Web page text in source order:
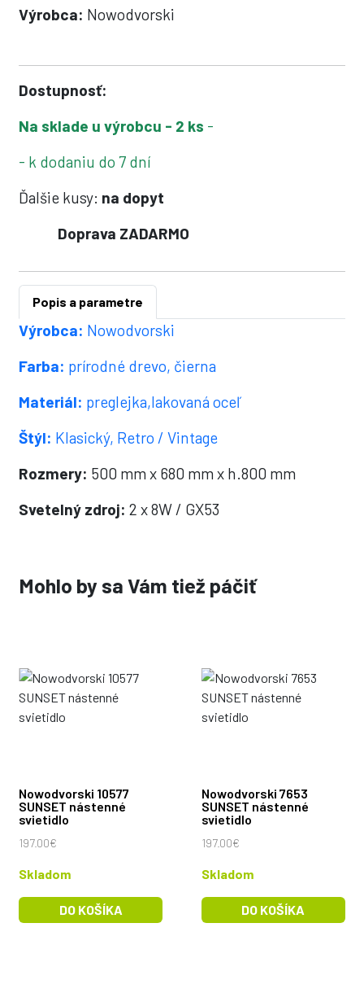
Výrobca: Nowodvorski
Dostupnosť:
Na sklade u výrobcu - 2 ks -
- k dodaniu do 7 dní
Ďalšie kusy: na dopyt
Doprava ZADARMO
Popis a parametre
Výrobca: Nowodvorski
Farba: prírodné drevo, čierna
Materiál: preglejka,lakovaná oceľ
Štýl: Klasický, Retro / Vintage
Rozmery: 500 mm x 680 mm x h.800 mm
Svetelný zdroj: 2 x 8W / GX53
Mohlo by sa Vám tiež páčiť
Nowodvorski 10577
SUNSET nástenné
svietidlo
197.00€
Skladom
DO KOŠÍKA
Nowodvorski 7653
SUNSET nástenné
svietidlo
197.00€
Skladom
DO KOŠÍKA